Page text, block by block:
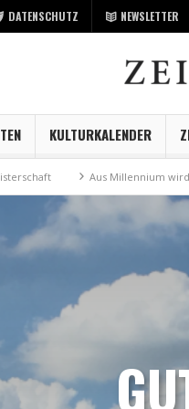
DATENSCHUTZ NEWSLETTER
KULTURKALENDER
Aus Millennium wird „MariShe“